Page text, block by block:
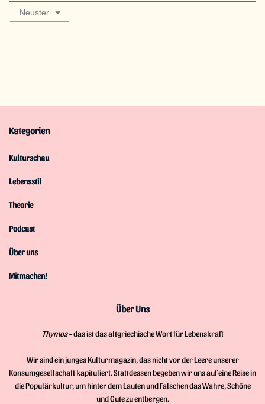
Neuster
Kategorien
Kulturschau
Lebensstil
Theorie
Podcast
Über uns
Mitmachen!
Über Uns
Thymos- das ist das altgriechische Wort für Lebenskraft
Wir sind ein junges Kulturmagazin, das nicht vor der Leere unserer
Konsumgesellschaft kapituliert. Stattdessen begeben wir uns auf eine Reise in
die Populärkultur, um hinter dem Lauten und Falschen das Wahre, Schöne
und Gute zu entbergen.